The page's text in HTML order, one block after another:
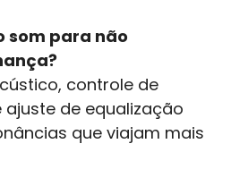
som para não
controle de
ajuste de equalização
que viajam mais